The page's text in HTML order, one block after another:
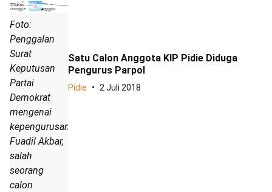
Foto:
Penggalan
Surat
Keputusan
Partai
Demokrat
mengenai
kepengurusan
Fuadil Akbar,
salah
seorang
calon
Satu Calon Anggota KIP Pidie Diduga
Pengurus Parpol
Pidie 2 Juli 2018